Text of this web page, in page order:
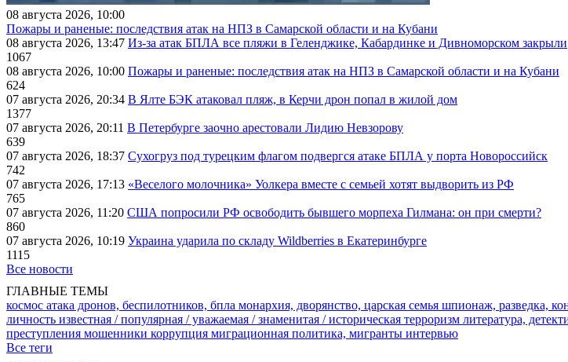
08 августа 2026, 10:00
Пожары и раненые: последствия атак на НПЗ в Самарской области и на Кубани
08 августа 2026, 13:47 Из-за атак БПЛА все пляжи в Геленджике, Кабардинке и Дивноморском закрыли
1067
08 августа 2026, 10:00 Пожары и раненые: последствия атак на НПЗ в Самарской области и на Кубани
624
07 августа 2026, 20:34 В Ялте БЭК атаковал пляж, в Керчи дрон попал в жилой дом
1377
07 августа 2026, 20:11 В Петербурге заочно арестовали Лидию Невзорову
639
07 августа 2026, 18:37 Сухогруз под турецким флагом подвергся атаке БПЛА у порта Новороссийск
742
07 августа 2026, 17:13 «Веселого молочника» Уолкера вместе с семьей хотят выдворить из РФ
765
07 августа 2026, 11:20 США попросили РФ освободить бывшего морпеха Гилмана: он при смерти?
860
07 августа 2026, 10:19 Украина ударила по складу Wildberries в Екатеринбурге
1115
Все новости
ГЛАВНЫЕ ТЕМЫ
космос атака дронов, беспилотников, бпла монархия, дворянство, царская семья шпионаж, разведка,
личность известная / популярная / уважаемая / знаменитая / историческая терроризм литература,
преступления мошенники коррупция миграционная политика, мигранты интервью
Все теги